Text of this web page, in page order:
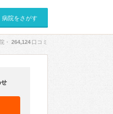
病院をさがす
・ 264,124 口コミ